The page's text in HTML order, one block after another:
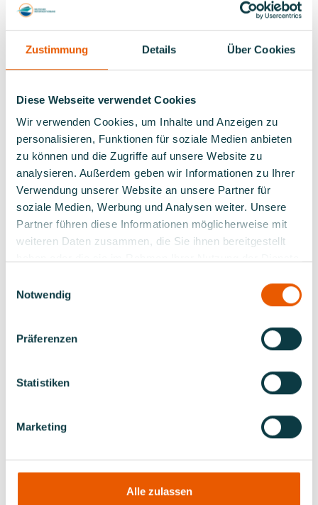
Zustimmung Details Über Cookies
Diese Webseite verwendet Cookies
Wir verwenden Cookies, um Inhalte und Anzeigen zu
personalisieren, Funktionen für soziale Medien anbieten
zu können und die Zugriffe auf unsere Website zu
analysieren. Außerdem geben wir Informationen zu Ihrer
Verwendung unserer Website an unsere Partner für
soziale Medien, Werbung und Analysen weiter. Unsere
Partner führen diese Informationen möglicherweise mit
weiteren Daten zusammen, die Sie ihnen bereitgestellt
Notwendig
Präferenzen
Statistiken
Marketing
Alle zulassen
PARCOURS
PARCOURS
Klasse ME
Klasse M3